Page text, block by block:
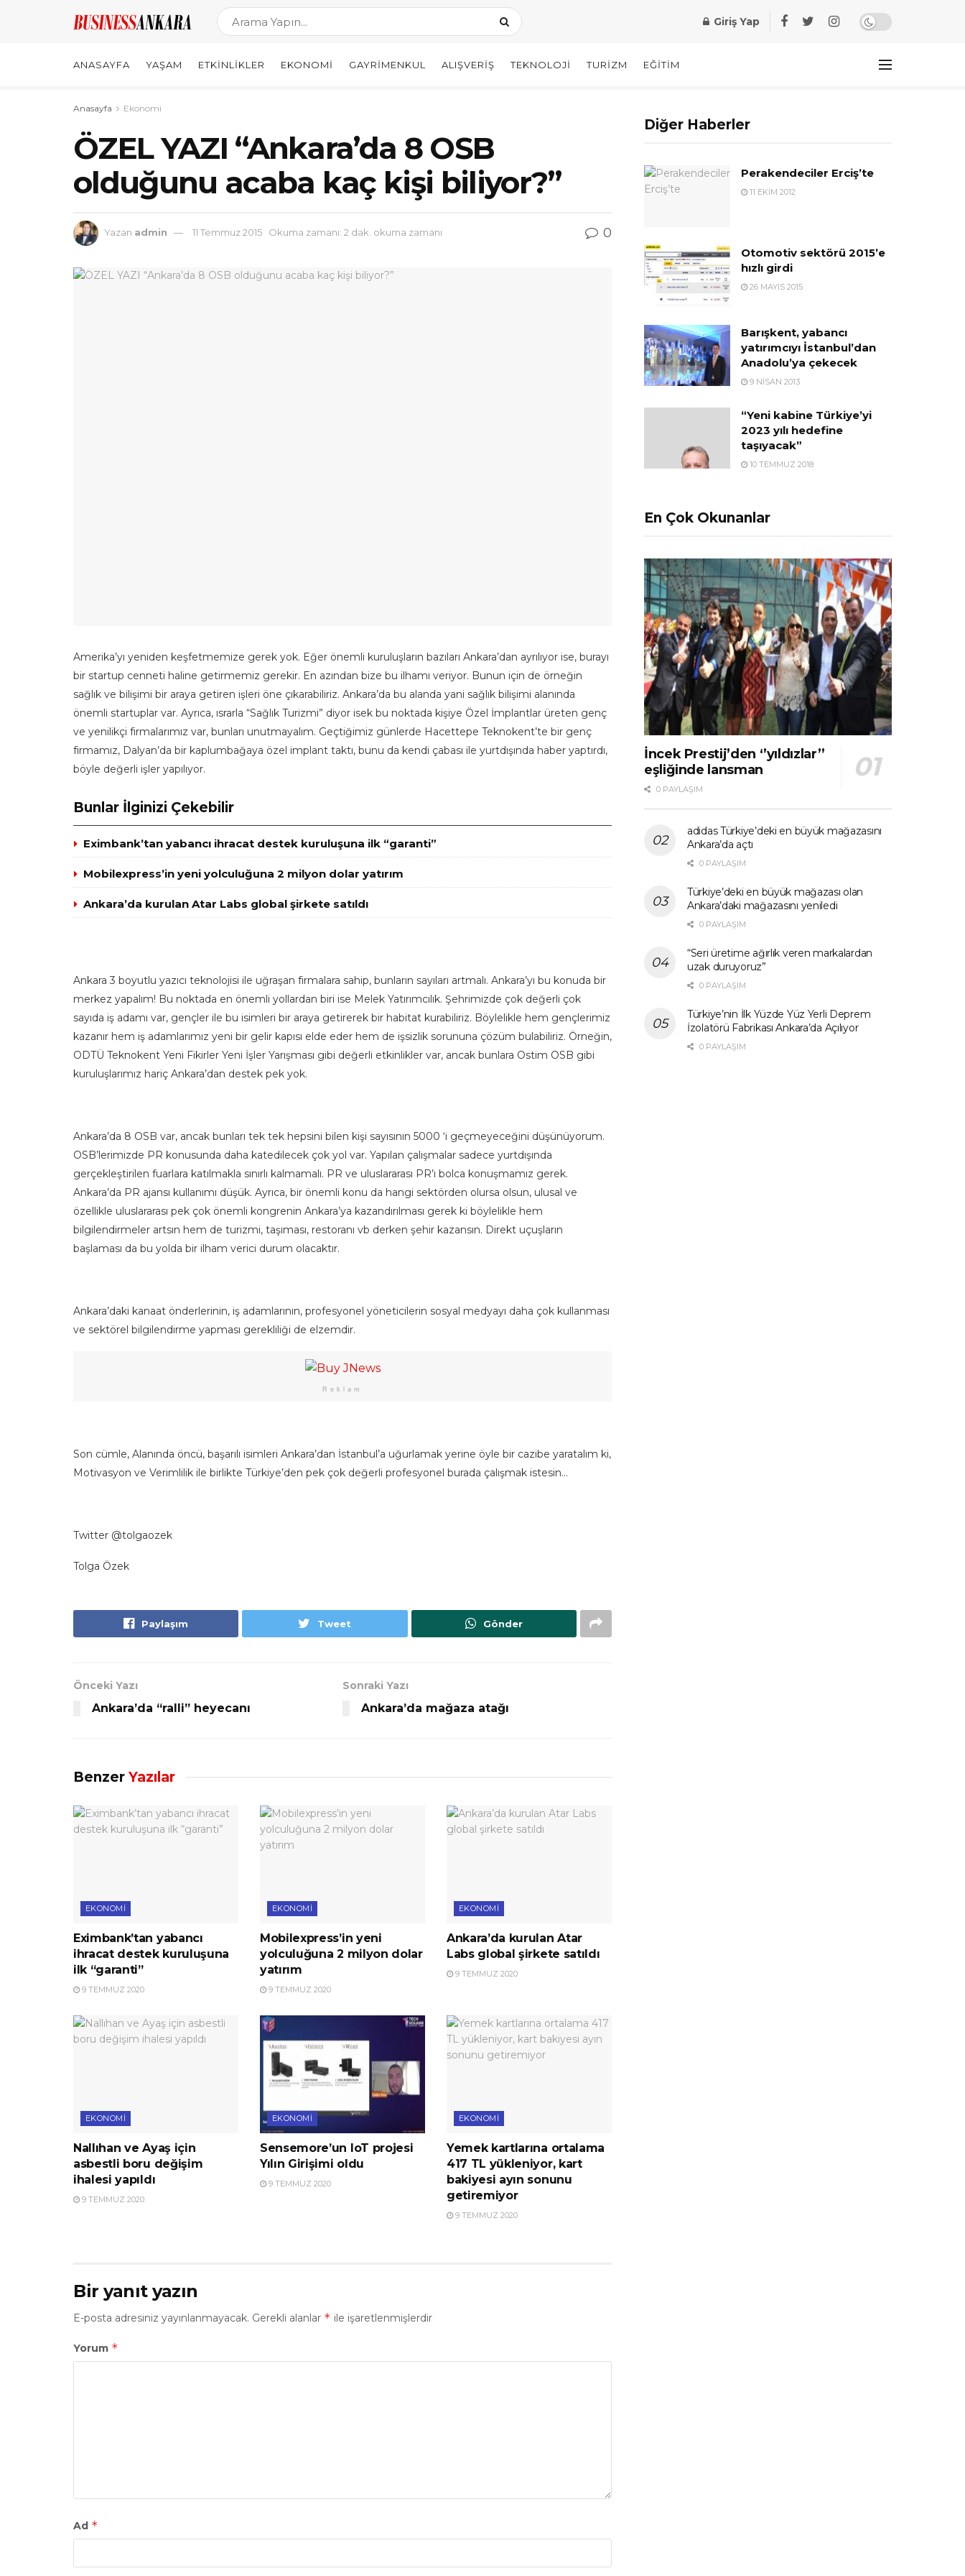
Giriş Yap
ANASAYFA YAŞAM ETKINLIKLER EKONOMI GAYRIMENKUL ALIŞVERIŞ TEKNOLOJI TURIZM EĞITIM
Anasayfa Ekonomi
ÖZEL YAZI “Ankara’da 8 OSB
olduğunu acaba kaç kişi biliyor?”
Yazan admin 11 Temmuz 2015 Okuma zamanı: 2 dak. okuma zamanı 0
Amerika’yı yeniden keşfetmemize gerek yok. Eğer önemli kuruluşların bazıları Ankara’dan ayrılıyor ise, burayı
bir startup cenneti haline getirmemiz gerekir. En azından bize bu ilhamı veriyor. Bunun için de örneğin
sağlık ve bilişimi bir araya getiren işleri öne çıkarabiliriz. Ankara’da bu alanda yani sağlık bilişimi alanında
önemli startuplar var. Ayrıca, ısrarla “Sağlık Turizmi” diyor isek bu noktada kişiye Özel İmplantlar üreten genç
ve yenilikçi firmalarımız var, bunları unutmayalım. Geçtiğimiz günlerde Hacettepe Teknokent’te bir genç
firmamız, Dalyan’da bir kaplumbağaya özel implant taktı, bunu da kendi çabası ile yurtdışında haber yaptırdı,
böyle değerli işler yapılıyor.
Bunlar İlginizi Çekebilir
Eximbank’tan yabancı ihracat destek kuruluşuna ilk “garanti”
Mobilexpress’in yeni yolculuğuna 2 milyon dolar yatırım
Ankara’da kurulan Atar Labs global şirkete satıldı
Ankara 3 boyutlu yazıcı teknolojisi ile uğraşan firmalara sahip, bunların sayıları artmalı. Ankara’yı bu konuda bir
merkez yapalım! Bu noktada en önemli yollardan biri ise Melek Yatırımcılık. Şehrimizde çok değerli çok
sayıda iş adamı var, gençler ile bu isimleri bir araya getirerek bir habitat kurabiliriz. Böylelikle hem gençlerimiz
kazanır hem iş adamlarımız yeni bir gelir kapısı elde eder hem de işsizlik sorununa çözüm bulabiliriz. Örneğin,
ODTÜ Teknokent Yeni Fikirler Yeni İşler Yarışması gibi değerli etkinlikler var, ancak bunlara Ostim OSB gibi
kuruluşlarımız hariç Ankara’dan destek pek yok.
Ankara’da 8 OSB var, ancak bunları tek tek hepsini bilen kişi sayısının 5000 ‘i geçmeyeceğini düşünüyorum.
OSB’lerimizde PR konusunda daha katedilecek çok yol var. Yapılan çalışmalar sadece yurtdışında
gerçekleştirilen fuarlara katılmakla sınırlı kalmamalı. PR ve uluslararası PR’ı bolca konuşmamız gerek.
Ankara’da PR ajansı kullanımı düşük. Ayrıca, bir önemli konu da hangi sektörden olursa olsun, ulusal ve
özellikle uluslararası pek çok önemli kongrenin Ankara’ya kazandırılması gerek ki böylelikle hem
bilgilendirmeler artsın hem de turizmi, taşıması, restoranı vb derken şehir kazansın. Direkt uçuşların
başlaması da bu yolda bir ilham verici durum olacaktır.
Ankara’daki kanaat önderlerinin, iş adamlarının, profesyonel yöneticilerin sosyal medyayı daha çok kullanması
ve sektörel bilgilendirme yapması gerekliliği de elzemdir.
Reklam
Son cümle, Alanında öncü, başarılı isimleri Ankara’dan İstanbul’a uğurlamak yerine öyle bir cazibe yaratalım ki,
Motivasyon ve Verimlilik ile birlikte Türkiye’den pek çok değerli profesyonel burada çalışmak istesin…
Twitter @tolgaozek
Tolga Özek
Paylaşım Tweet Gönder
Önceki Yazı
Ankara’da “ralli” heyecanı
Sonraki Yazı
Ankara’da mağaza atağı
Benzer Yazılar
EKONOMI
Eximbank’tan yabancı
ihracat destek kuruluşuna
ilk “garanti”
9 TEMMUZ 2020
EKONOMI
Mobilexpress’in yeni
yolculuğuna 2 milyon dolar
yatırım
9 TEMMUZ 2020
EKONOMI
Ankara’da kurulan Atar
Labs global şirkete satıldı
9 TEMMUZ 2020
EKONOMI
Nallıhan ve Ayaş için
asbestli boru değişim
ihalesi yapıldı
9 TEMMUZ 2020
EKONOMI
Sensemore’un IoT projesi
Yılın Girişimi oldu
9 TEMMUZ 2020
EKONOMI
Yemek kartlarına ortalama
417 TL yükleniyor, kart
bakiyesi ayın sonunu
getiremiyor
9 TEMMUZ 2020
Bir yanıt yazın
E-posta adresiniz yayınlanmayacak. Gerekli alanlar * ile işaretlenmişlerdir
Yorum *
Ad *
Diğer Haberler
Perakendeciler Erciş’te
11 EKIM 2012
Otomotiv sektörü 2015’e
hızlı girdi
26 MAYIS 2015
Barışkent, yabancı
yatırımcıyı İstanbul’dan
Anadolu’ya çekecek
9 NISAN 2013
“Yeni kabine Türkiye’yi
2023 yılı hedefine
taşıyacak”
10 TEMMUZ 2018
En Çok Okunanlar
İncek Prestij’den ‘’yıldızlar’’
eşliğinde lansman
0 PAYLAŞIM
adidas Türkiye’deki en büyük mağazasını
Ankara’da açtı
0 PAYLAŞIM
Türkiye’deki en büyük mağazası olan
Ankara’daki mağazasını yeniledi
0 PAYLAŞIM
“Seri üretime ağırlık veren markalardan
uzak duruyoruz”
0 PAYLAŞIM
Türkiye’nin İlk Yüzde Yüz Yerli Deprem
İzolatörü Fabrikası Ankara’da Açılıyor
0 PAYLAŞIM